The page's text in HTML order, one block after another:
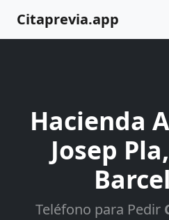
Citaprevia.app
Hacienda
Josep
Teléfono para Pedir